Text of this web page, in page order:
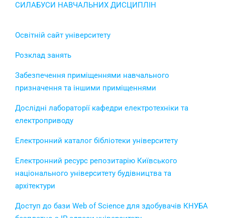
СИЛАБУСИ НАВЧАЛЬНИХ ДИСЦИПЛІН
Освітній сайт університету
Розклад занять
Забезпечення приміщеннями навчального
призначення та іншими приміщеннями
Дослідні лабораторії кафедри електротехніки та
електроприводу
Електронний каталог бібліотеки університету
Електронний ресурс репозитарію Київського
національного університету будівництва та
архітектури
Доступ до бази Web of Science для здобувачів КНУБА